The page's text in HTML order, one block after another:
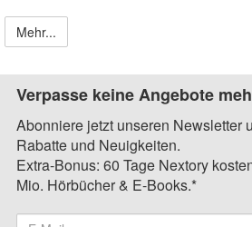
Mehr...
Verpasse keine Angebote
Abonniere jetzt unseren Newsletter
Rabatte und Neuigkeiten.
Extra-Bonus: 60 Tage Nextory
Mio. Hörbücher & E-Books.*